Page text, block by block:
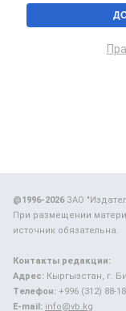
@1996-2026ЗАО
При размещении
источник обязательна.
Контакты редакции:
Адрес: Кыргызстан, г.
Телефон: +996 (312) 88-
E-mail: info@vb.kg